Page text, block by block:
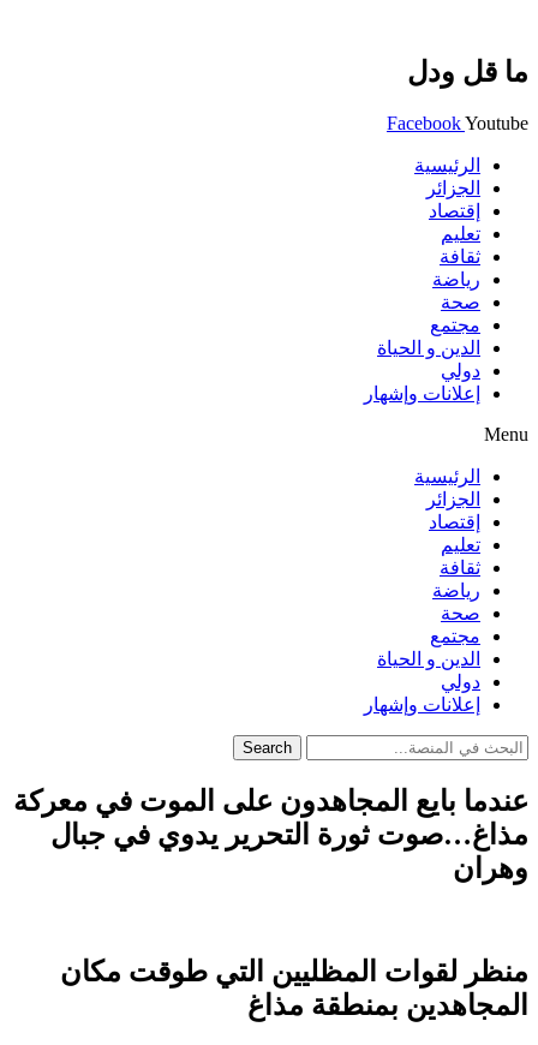
ما قل ودل
FacebookYoutube
الرئيسية
الجزائر
إقتصاد
تعليم
ثقافة
رياضة
صحة
مجتمع
الدين و الحياة
دولي
إعلانات وإشهار
Menu
الرئيسية
الجزائر
إقتصاد
تعليم
ثقافة
رياضة
صحة
مجتمع
الدين و الحياة
دولي
إعلانات وإشهار
Search
عندما بايع المجاهدون على الموت في معركة
مذاغ…صوت ثورة التحرير يدوي في جبال
وهران
منظر لقوات المظليين التي طوقت مكان
المجاهدين بمنطقة مذاغ